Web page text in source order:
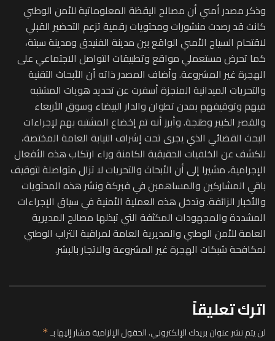
وذكر مصدر أمني أن مصالح اليقظة المعلوماتية للأمن الوطني
كانت قد رصدت منشورات ومحتويات رقمية تزعم التحضير القبلي
لاقتحام السياج الأمني الواقع بين مدينة الفنيدق ومدينة سبتة،
كما تحرض مستعملي مواقع وتطبيقات التواصل الاجتماعي على
الهجرة غير المشروعة. وأضاف المصدر ذاته أن الأبحاث التقنية
والتحريات الميدانية المنجزة أسفرت عن تحديد هويات المشتبه
فيهم وتوقيفهم بمدن تطوان والدار البيضاء وسوق الأربعاء
والقصر الكبير وطنجة. وأبرز أنه تم إخضاع المشتبه بهم لإجراءات
البحث القضائي الذي يجرى تحت إشراف النيابة العامة المختصة،
للكشف عن الخلفيات الحقيقية الكامنة وراء ارتكاب هذه الأفعال
الإجرامية، مشيرا إلى أن الأبحاث والتحريات لا تزال متواصلة لتوقيف
باقي المشاركين والمساهمين في فبركة ونشر هذه المحتويات
والأخبار الزائفة. وتدخل هذه العملية الأمنية في سياق الإجراءات
المشددة والمجهودات المكثفة التي تبذلها مصالح المديرية
العامة للأمن الوطني والمديرية العامة لمراقبة التراب الوطني
لمكافحة شبكات الهجرة غير المشروعة والاتجار بالبشر.
اترك تعليقاً
لن يتم نشر عنوان بريدك الإلكتروني.الحقول الإلزامية مشار إليها بـ*